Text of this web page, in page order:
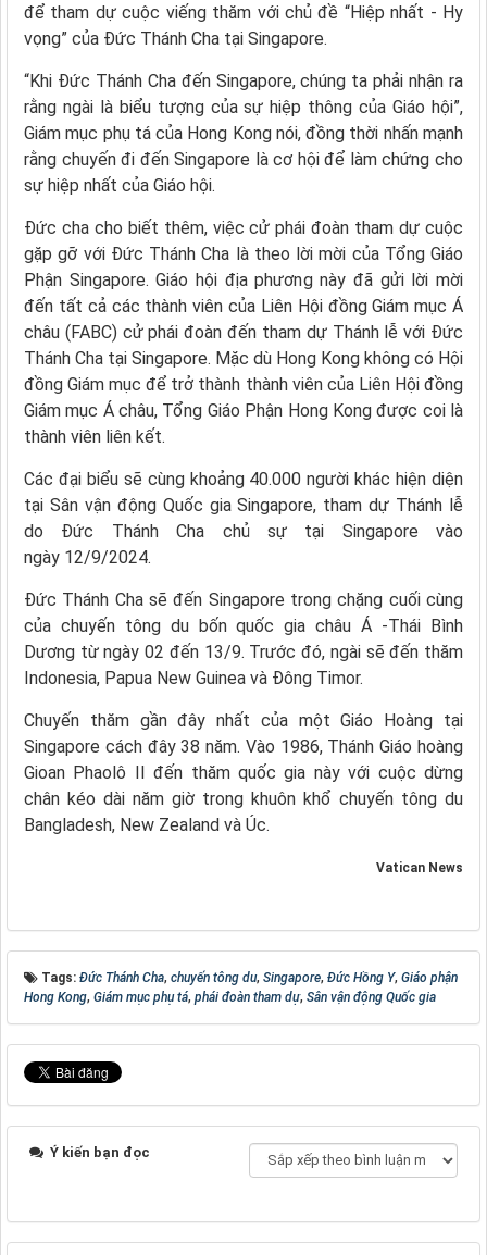
để tham dự cuộc viếng thăm với chủ đề “Hiệp nhất - Hy
vọng” của Đức Thánh Cha tại Singapore.
“Khi Đức Thánh Cha đến Singapore, chúng ta phải nhận ra
rằng ngài là biểu tượng của sự hiệp thông của Giáo hội”,
Giám mục phụ tá của Hong Kong nói, đồng thời nhấn mạnh
rằng chuyến đi đến Singapore là cơ hội để làm chứng cho
sự hiệp nhất của Giáo hội.
Đức cha cho biết thêm, việc cử phái đoàn tham dự cuộc
gặp gỡ với Đức Thánh Cha là theo lời mời của Tổng Giáo
Phận Singapore. Giáo hội địa phương này đã gửi lời mời
đến tất cả các thành viên của Liên Hội đồng Giám mục Á
châu (FABC) cử phái đoàn đến tham dự Thánh lễ với Đức
Thánh Cha tại Singapore. Mặc dù Hong Kong không có Hội
đồng Giám mục để trở thành thành viên của Liên Hội đồng
Giám mục Á châu, Tổng Giáo Phận Hong Kong được coi là
thành viên liên kết.
Các đại biểu sẽ cùng khoảng 40.000 người khác hiện diện
tại Sân vận động Quốc gia Singapore, tham dự Thánh lễ
do Đức Thánh Cha chủ sự tại Singapore vào
ngày 12/9/2024.
Đức Thánh Cha sẽ đến Singapore trong chặng cuối cùng
của chuyến tông du bốn quốc gia châu Á -Thái Bình
Dương từ ngày 02 đến 13/9. Trước đó, ngài sẽ đến thăm
Indonesia, Papua New Guinea và Đông Timor.
Chuyến thăm gần đây nhất của một Giáo Hoàng tại
Singapore cách đây 38 năm. Vào 1986, Thánh Giáo hoàng
Gioan Phaolô II đến thăm quốc gia này với cuộc dừng
chân kéo dài năm giờ trong khuôn khổ chuyến tông du
Bangladesh, New Zealand và Úc.
Vatican News
Tags: Đức Thánh Cha, chuyến tông du, Singapore, Đức Hồng Y, Giáo phận
Hong Kong, Giám mục phụ tá, phái đoàn tham dự, Sân vận động Quốc gia
Ý kiến bạn đọc